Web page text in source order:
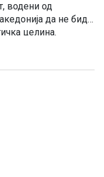
водени од
да не биде
целина.
службената
проект По